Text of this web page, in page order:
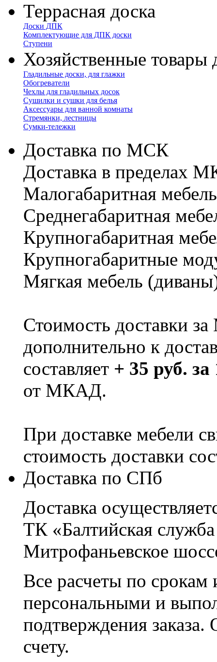
Террасная доска
Доски ДПК
Комплектующие для ДПК доски
Ступени
Хозяйственные товары
Гладильные доски, для глажки
Обогреватели
Чехлы для гладильных досок
Сушилки и сушки для белья
Аксессуары для ванной комнаты
Стремянки, лестницы
Сумки-тележки
Доставка по МСК
Доставка в пределах
Малогабаритная
Cреднегабаритная
Крупногабаритная
Крупногабаритные
Мягкая мебель
Стоимость доставки
дополнительно к
составляет + 35 руб.
от МКАД.
При доставке мебели
стоимость доставки
Доставка по СПб
Доставка
ТК «Балтийская
Митрофаньевское
Все расчеты по срокам
персональными и
подтверждения заказа.
счету.